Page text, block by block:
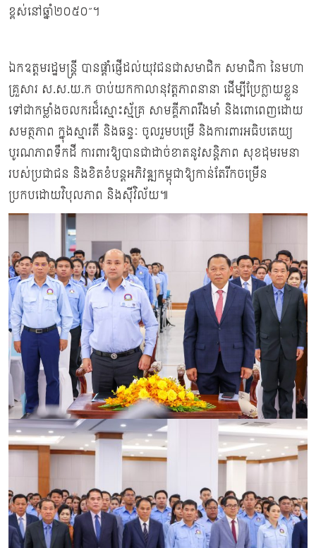
ខ្ពស់នៅឆ្នាំ២០៥០”។
ឯកឧត្តមរដ្ឋមន្ដ្រី បានផ្ដាំផ្ញើដល់យុវជនជាសមាជិក សមាជិកា នៃមហា
គ្រួសារ ស.ស.យ.ក ចាប់យកកាលានុវត្តភាពនានា ដើម្បីប្រែក្លាយខ្លួន
ទៅជាកម្លាំងចលករដ៏ស្មោះស្ម័គ្រ សាមគ្គីភាពរឹងមាំ និងពោពេញដោយ
សមត្ថភាព ក្នុងស្មារតី និងឆន្ទៈ ចូលរួមបម្រើ និងការពារអធិបតេយ្យ
បូរណភាពទឹកដី ការពារឱ្យបានជាដាច់ខាតនូវសន្តិភាព សុខដុមរមនា
របស់ប្រជាជន និងខិតខំបន្តអភិវឌ្ឍកម្ពុជាឱ្យកាន់តែរីកចម្រើន
ប្រកបដោយវិបុលភាព និងស៊ីវិល័យ៕